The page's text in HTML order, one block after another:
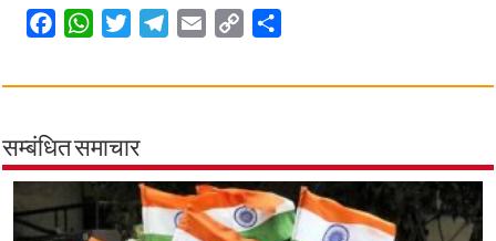
c
b
o
k
W
a
s
A
p
p
i
t
e
r
l
r
a
m
a
p
i
n
k
a
सम्बंधित समाचार